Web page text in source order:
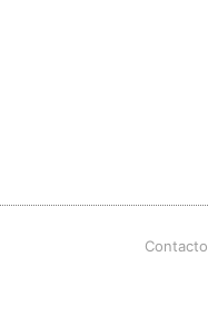
Contacto